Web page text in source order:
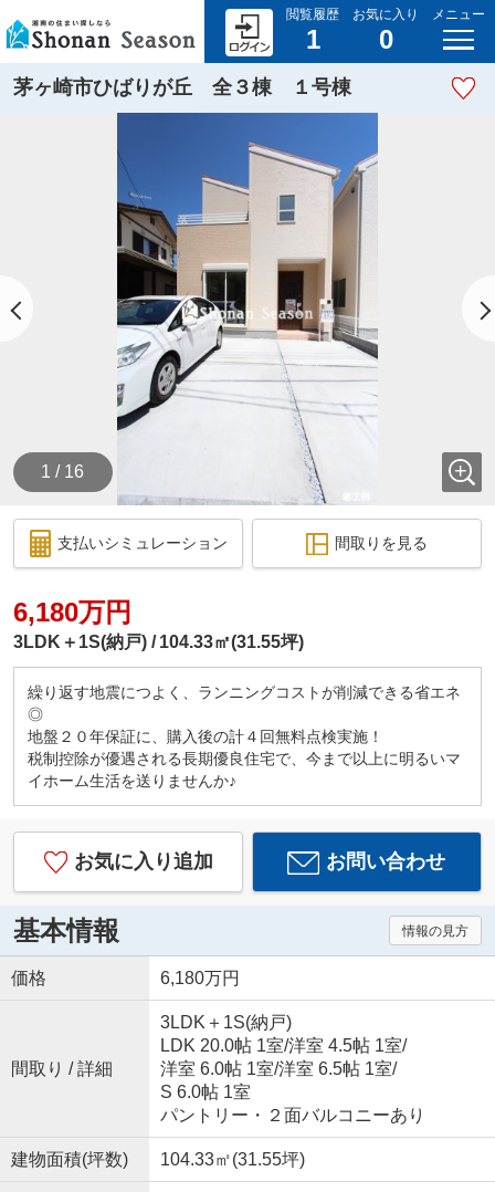
閲覧履歴
1
お気に入り
0
メニュー
茅ヶ崎市ひばりが丘 全３棟 １号棟
1 / 16
支払いシミュレーション 間取りを見る
6,180万円
3LDK＋1S(納戸) 104.33㎡(31.55坪)
繰り返す地震につよく、ランニングコストが削減できる省エネ
◎
地盤２０年保証に、購入後の計４回無料点検実施！
税制控除が優遇される長期優良住宅で、今まで以上に明るいマ
イホーム生活を送りませんか♪
お気に入り追加 お問い合わせ
基本情報 情報の見方
価格 6,180万円
間取り / 詳細
3LDK＋1S(納戸)
LDK 20.0帖 1室/洋室 4.5帖 1室/
洋室 6.0帖 1室/洋室 6.5帖 1室/
S 6.0帖 1室
パントリー・２面バルコニーあり
建物面積(坪数) 104.33㎡(31.55坪)